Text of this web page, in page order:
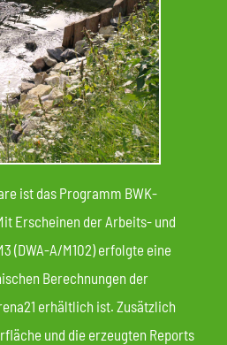
ist das Programm BWK-
Erscheinen der Arbeits- und
(DWA-A/M102) erfolgte eine
Berechnungen der
erhältlich ist. Zusätzlich
und die erzeugten Reports